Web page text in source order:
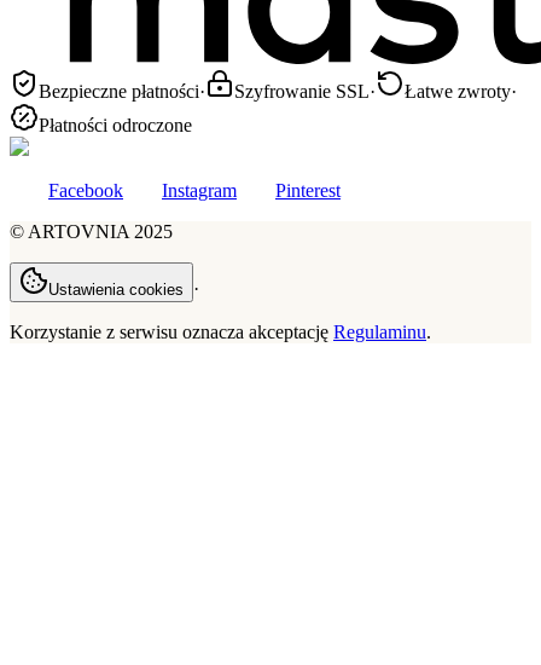
Bezpieczne płatności· Szyfrowanie SSL· Łatwe zwroty·
Płatności odroczone
Facebook Instagram
Pinterest
© ARTOVNIA 2025
Ustawienia cookies ·
Korzystanie z serwisu oznacza akceptację Regulaminu.